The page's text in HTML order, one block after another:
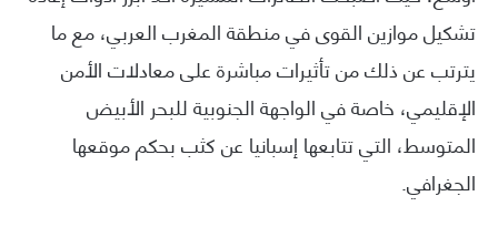
تشكيل موازين القوى في منطقة المغرب العربي، مع ما
يترتب عن ذلك من تأثيرات مباشرة على معادلات الأمن
الإقليمي، خاصة في الواجهة الجنوبية للبحر الأبيض
المتوسط، التي تتابعها إسبانيا عن كثب بحكم موقعها
الجغرافي.